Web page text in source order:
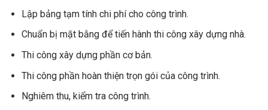
Lập bảng tạm tính chi phí cho công trình.
Chuẩn bị mặt bằng để tiến hành thi công xây dựng nhà.
Thi công xây dựng phần cơ bản.
Thi công phần hoàn thiện trọn gói của công trình.
Nghiêm thu, kiểm tra công trình.